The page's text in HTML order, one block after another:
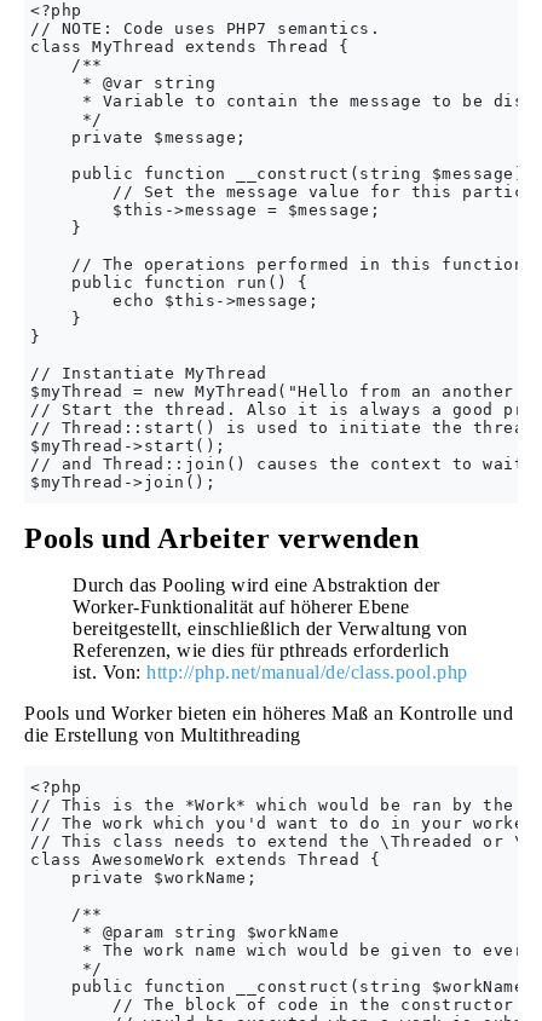
<?php
// NOTE: Code uses PHP7 semantics.
class MyThread extends Thread {
    /**
     * @var string
* Variable to contain the message to be
     */
    private $message;
public function __construct(string $message)
// Set the message value for this
        $this->message = $message;
    }
// The operations performed in this function
    public function run() {
        echo $this->message;
    }
}
// Instantiate MyThread
$myThread = new MyThread("Hello from an another
// Start the thread. Also it is always a good
// Thread::start() is used to initiate the
$myThread->start();
// and Thread::join() causes the context to wait
Pools und Arbeiter verwenden
Durch das Pooling wird eine Abstraktion der
Worker-Funktionalität auf höherer Ebene
bereitgestellt, einschließlich der Verwaltung von
Referenzen, wie dies für pthreads erforderlich
ist. Von: http://php.net/manual/de/class.pool.php
Pools und Worker bieten ein höheres Maß an Kontrolle und
die Erstellung von Multithreading
<?php
// This is the *Work* which would be ran by the
// The work which you'd want to do in your
// This class needs to extend the \Threaded or
class AwesomeWork extends Thread {
    private $workName;
    /**
     * @param string $workName
* The work name wich would be given to every
     */
public function __construct(string $workName)
// The block of code in the constructor